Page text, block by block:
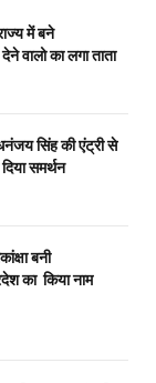
में बने
वालो का लगा ताता
सिंह की एंट्री से
समर्थन
बनी
का किया नाम